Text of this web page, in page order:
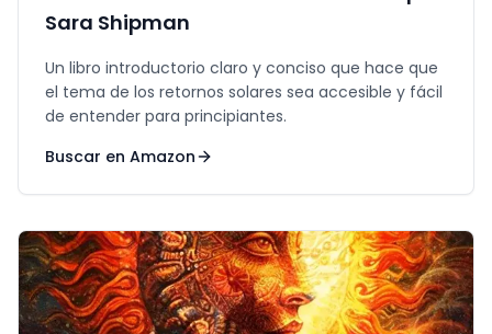
Sara Shipman
Un libro introductorio claro y conciso que hace que
el tema de los retornos solares sea accesible y fácil
de entender para principiantes.
Buscar en Amazon